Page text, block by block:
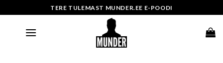
to
TERE TULEMAST MUNDER.EE E-POODI